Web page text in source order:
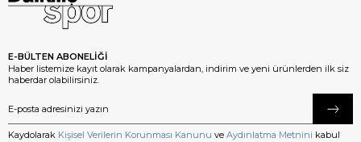
E-BÜLTEN ABONELİĞİ
Haber listemize kayıt olarak kampanyalardan, indirim ve yeni ürünlerden ilk siz
haberdar olabilirsiniz.
Kaydolarak Kişisel Verilerin Korunması Kanunu ve Aydınlatma Metnini kabul